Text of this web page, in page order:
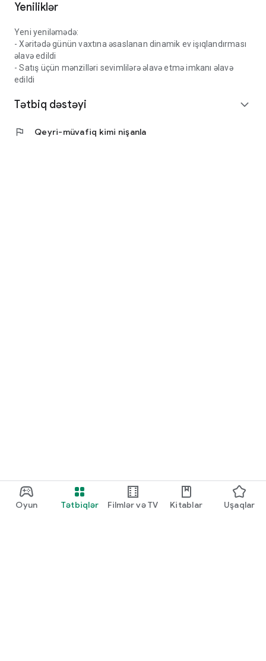
Oyun Tətbiqlər Filmlər və TV Kitablar Uşaqlar
Yeniliklər
Yeni yeniləmədə:
- Xəritədə günün vaxtına əsaslanan dinamik ev işıqlandırması
əlavə edildi
- Satış üçün mənzilləri sevimlilərə əlavə etmə imkanı əlavə
edildi
Tətbiq dəstəyi expand_more
flag Qeyri-müvafiq kimi nişanla